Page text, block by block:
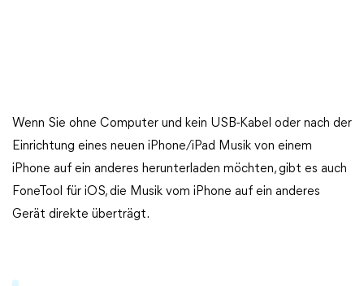
Wenn Sie ohne Computer und kein USB-Kabel oder nach der
Einrichtung eines neuen iPhone/iPad Musik von einem
iPhone auf ein anderes herunterladen möchten, gibt es auch
FoneTool für iOS, die Musik vom iPhone auf ein anderes
Gerät direkte überträgt.